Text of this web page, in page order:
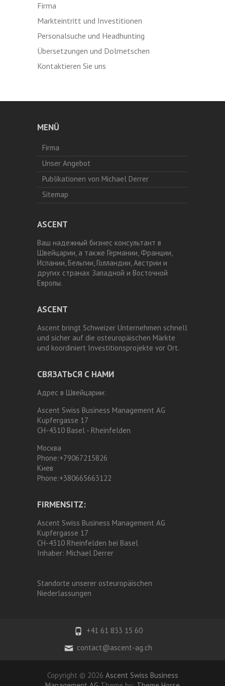
Firma
Markteintritt und Investitionen
Personalsuche und Headhunting
Übersetzungen und Dolmetschen
Kontaktieren Sie uns
MENÜ
Firma
Unser Angebot
Publikationen von Michael Derrer
Sitemap
ASCENT
Ваш надежный бизнес консультант в
Швейцарии, а также Германии, Франции,
Испании, Бельгии, Голландии, Австрии и
других странах Западной и Восточной
Европы.
ASCENT
Ascent bringt Schweizer Unternehmen schnell
und sicher auf die osteuropäischen Märkte
und koordiniert Investitionsprojekte vor Ort.
СВЯЗАТЬСЯ С НАМИ
Адрес в Швейцарии:
Ascent Swiss Business Management AG
Kupfergasse 17
CH-4310 Basel - Rheinfelden
Москва
Phone:+79067215826
Киев
Phone:+380665663122
FIRMENSITZ:
Ascent Swiss Business Management AG
Kupfergasse 17
CH-4310 Rheinfelden bei Basel
Inhaber: Michael Derrer
Standorte unserer osteuropäischen
Niederlassungen
+41 61 833 15 60
contact@ascent-ag.ch
Copyright © 2026 Ascent Swiss Business